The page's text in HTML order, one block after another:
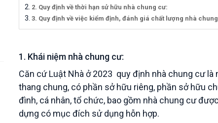
2. Quy định về thời hạn sử hữu nhà chung cư:
3. Quy định về việc kiểm định, đánh giá chất lượng nhà
1. Khái niệm nhà chung cư:
Căn cứ Luật Nhà ở 2023 quy định nhà chung cư
thang chung, có phần sở hữu riêng, phần sở hữu
đình, cá nhân, tổ chức, bao gồm nhà chung cư
dựng có mục đích sử dụng hỗn hợp.